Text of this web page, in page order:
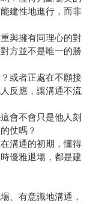
建性地進行，而非
與擁有同理心的對
方並不是唯一的勝
或者正處在不願接
反應，讓溝通不流
會不會只是他人刻
仗嗎？
溝通的初期，懂得
優雅退場，都是建
、有意識地溝通，